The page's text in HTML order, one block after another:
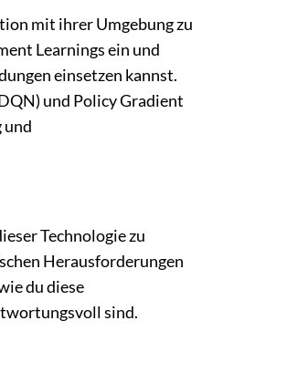
mit ihrer Umgebung zu
Learnings ein und
einsetzen kannst.
und Policy Gradient
und
Technologie zu
Herausforderungen
du diese
sind.